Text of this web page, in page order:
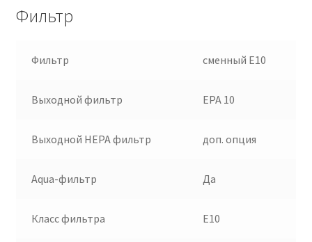
Фильтр
Фильтр сменный E10
Выходной фильтр EPA 10
Выходной HEPA фильтр доп. опция
Aqua-фильтр Да
Класс фильтра E10